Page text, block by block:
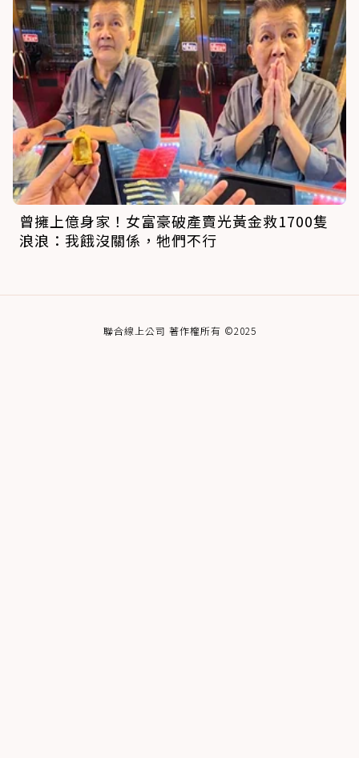
曾擁上億身家！女富豪破產賣光黃金救1700隻
浪浪：我餓沒關係，牠們不行
聯合線上公司 著作權所有 ©2025